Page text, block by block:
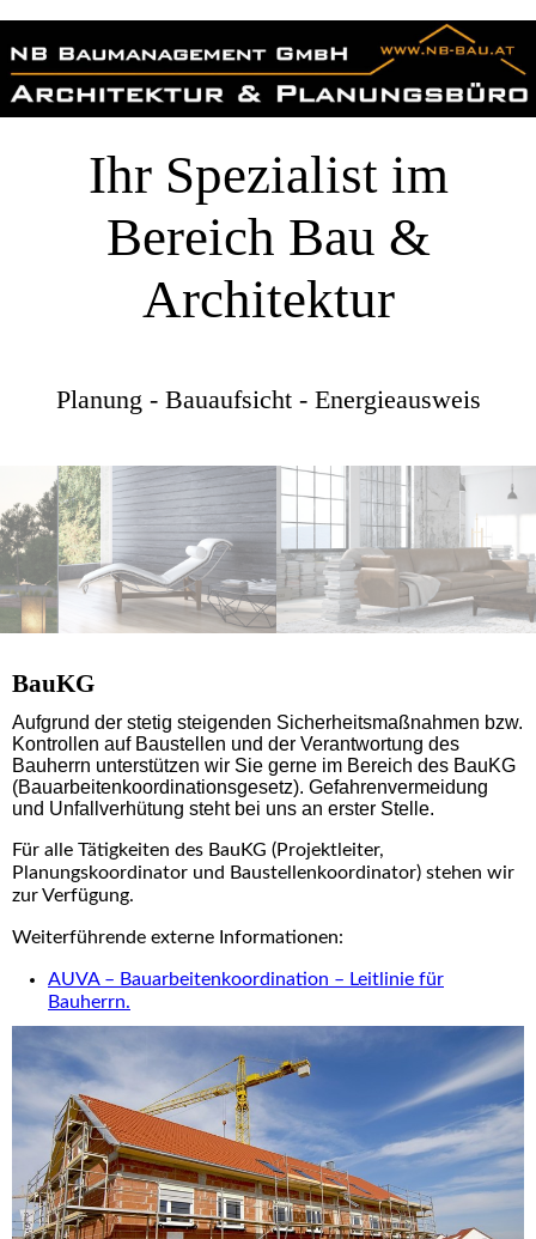
Ihr Spezialist im
Bereich Bau &
Architektur
Planung - Bauaufsicht - Energieausweis
BauKG
Aufgrund der stetig steigenden Sicherheitsmaßnahmen bzw.
Kontrollen auf Baustellen und der Verantwortung des
Bauherrn unterstützen wir Sie gerne im Bereich des BauKG
(Bauarbeitenkoordinationsgesetz). Gefahrenvermeidung
und Unfallverhütung steht bei uns an erster Stelle.
Für alle Tätigkeiten des BauKG (Projektleiter,
Planungskoordinator und Baustellenkoordinator) stehen wir
zur Verfügung.
Weiterführende externe Informationen:
AUVA – Bauarbeitenkoordination – Leitlinie für
Bauherrn.